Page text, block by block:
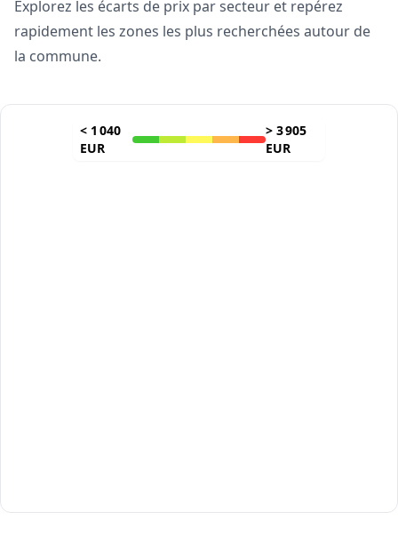
Explorez les écarts de prix par secteur et repérez
rapidement les zones les plus recherchées autour de
la commune.
< 1 040
EUR
> 3 905
EUR